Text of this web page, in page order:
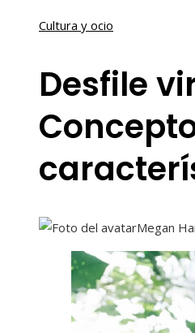
Cultura y ocio
Desfile
Megan